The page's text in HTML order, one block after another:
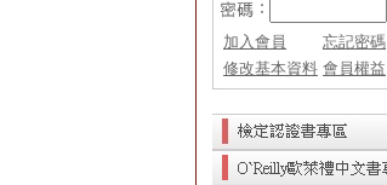
加入會員
忘記密碼
修改基本資料 會員權益